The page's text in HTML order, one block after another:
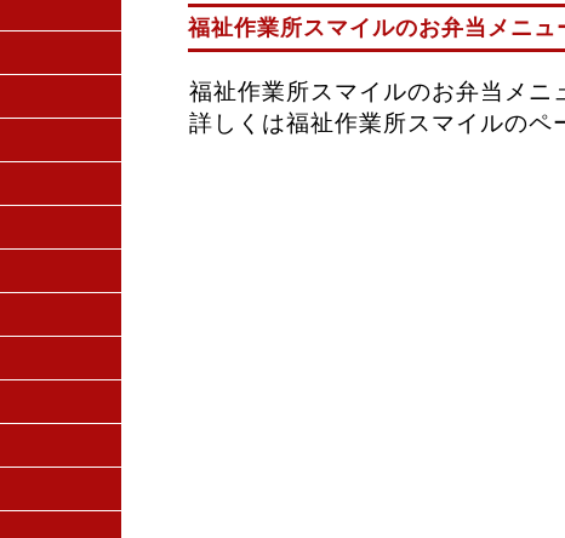
福祉作業所スマイルのお弁当メニ
福祉作業所スマイルのお弁当メニ
詳しくは福祉作業所スマイルのペ